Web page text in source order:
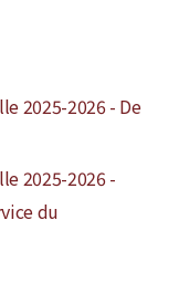
2025-2026 - De
2025-2026 -
du